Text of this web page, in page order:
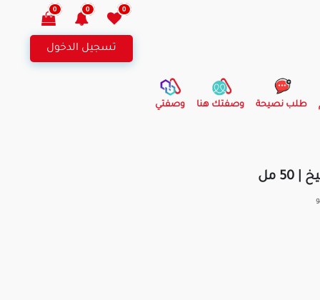
0
0
0
تسجيل الدخول
طلب نصيحة وصفتك هنا وصفتي
مل